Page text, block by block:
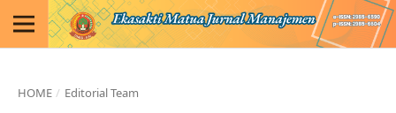
HOME / Editorial Team